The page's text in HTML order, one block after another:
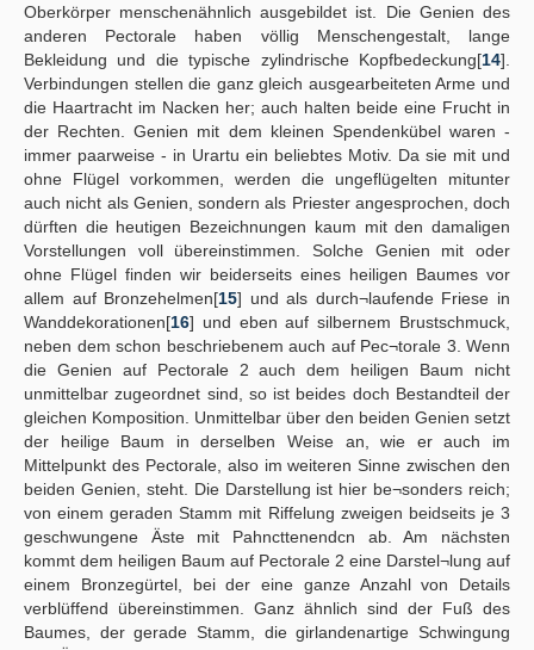
Oberkörper menschenähnlich ausgebildet ist. Die Genien des
anderen Pectorale haben völlig Menschengestalt, lange
Bekleidung und die typische zylindrische Kopfbedeckung[14].
Verbindungen stellen die ganz gleich ausgearbeiteten Arme und
die Haartracht im Nacken her; auch halten beide eine Frucht in
der Rechten. Genien mit dem kleinen Spendenkübel waren -
immer paarweise - in Urartu ein beliebtes Motiv. Da sie mit und
ohne Flügel vorkommen, werden die ungeflügelten mitunter
auch nicht als Genien, sondern als Priester angesprochen, doch
dürften die heutigen Bezeichnungen kaum mit den damaligen
Vorstellungen voll übereinstimmen. Solche Genien mit oder
ohne Flügel finden wir beiderseits eines heiligen Baumes vor
allem auf Bronzehelmen[15] und als durch¬laufende Friese in
Wanddekorationen[16] und eben auf silbernem Brustschmuck,
neben dem schon beschriebenem auch auf Pec¬torale 3. Wenn
die Genien auf Pectorale 2 auch dem heiligen Baum nicht
unmittelbar zugeordnet sind, so ist beides doch Bestandteil der
gleichen Komposition. Unmittelbar über den beiden Genien setzt
der heilige Baum in derselben Weise an, wie er auch im
Mittelpunkt des Pectorale, also im weiteren Sinne zwischen den
beiden Genien, steht. Die Darstellung ist hier be¬sonders reich;
von einem geraden Stamm mit Riffelung zweigen beidseits je 3
geschwungene Äste mit Pahncttenendcn ab. Am nächsten
kommt dem heiligen Baum auf Pectorale 2 eine Darstel¬lung auf
einem Bronzegürtel, bei der eine ganze Anzahl von Details
verblüffend übereinstimmen. Ganz ähnlich sind der Fuß des
Baumes, der gerade Stamm, die girlandenartige Schwingung